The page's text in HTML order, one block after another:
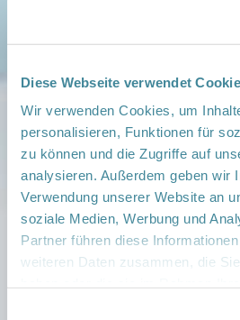
Diese Webseite verwendet
Wir verwenden Cookies, um
personalisieren, Funktionen für
zu können und die Zugriffe auf
analysieren. Außerdem geben wir
Verwendung unserer Website an
soziale Medien, Werbung und
Partner führen diese
weiteren Daten zusammen, die
Anmeldeinformationen:
Eltern mit
17.12.2025 Kolkwitz.pdf ,
werdende Eltern mit
19.11.2025 Kolkwitz.pdf
Veranstaltungsort:
Familien- und
Klinikum 30, 03099 Kolkwitz
› auf Google Maps anzeigen
teilen